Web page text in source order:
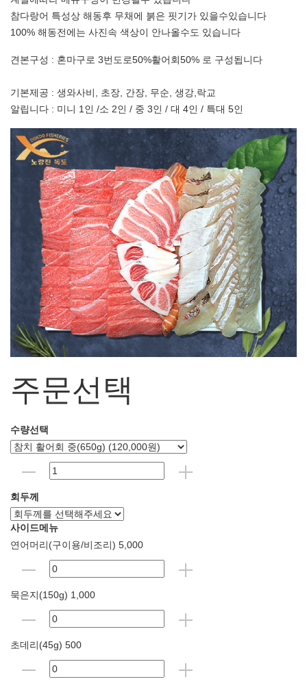
참다랑어 특성상 해동후 무채에 붉은 핏기가 있을수있습니다
100% 해동전에는 사진속 색상이 안나올수도 있습니다
견본구성 : 혼마구로 3번도로50%활어회50% 로 구성됩니다
기본제공 : 생와사비, 초장, 간장, 무순, 생강,락교
알립니다 : 미니 1인 /소 2인 / 중 3인 / 대 4인 / 특대 5인
주문선택
수량선택
회두께
사이드메뉴
연어머리(구이용/비조리) 5,000
묵은지(150g) 1,000
초데리(45g) 500